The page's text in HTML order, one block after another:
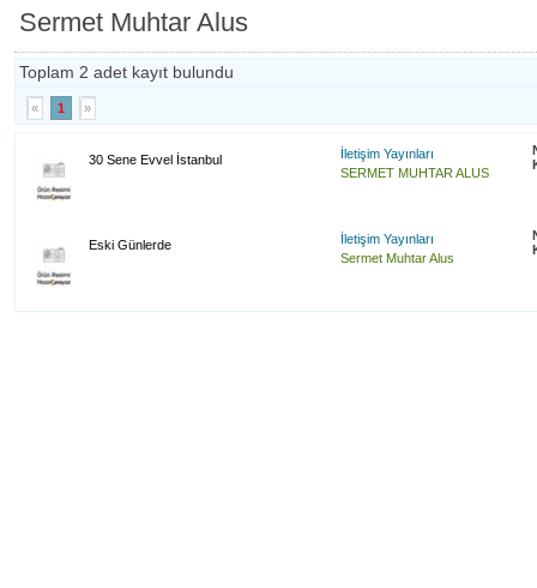
Sermet Muhtar Alus
Toplam 2 adet kayıt bulundu
« 1 »
30 Sene Evvel İstanbul
İletişim Yayınları
SERMET MUHTAR ALUS
Eski Günlerde
İletişim Yayınları
Sermet Muhtar Alus